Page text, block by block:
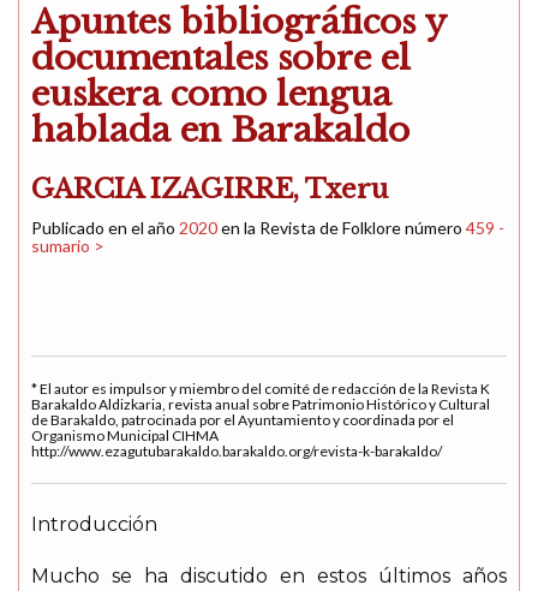
Apuntes bibliográficos y
documentales sobre el
euskera como lengua
hablada en Barakaldo
GARCIA IZAGIRRE, Txeru
Publicado en el año 2020en la Revista de Folklore número 459 -
sumario >
* El autor es impulsor y miembro del comité de redacción de la Revista K
Barakaldo Aldizkaria, revista anual sobre Patrimonio Histórico y Cultural
de Barakaldo, patrocinada por el Ayuntamiento y coordinada por el
Organismo Municipal CIHMA
http://www.ezagutubarakaldo.barakaldo.org/revista-k-barakaldo/
Introducción
Mucho se ha discutido en estos últimos años